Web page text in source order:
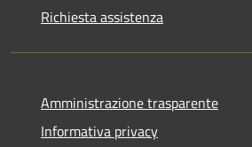
Richiesta assistenza
Amministrazione trasparente
Informativa privacy